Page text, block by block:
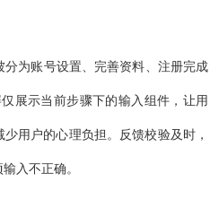
为账号设置、完善资料、注册完成
展示当前步骤下的输入组件，让用
用户的心理负担。反馈校验及时，
入不正确。